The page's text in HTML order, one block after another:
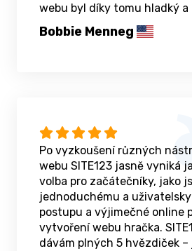
webu byl díky tomu hladký a
Bobbie Menneg
Po vyzkoušení různých
webu SITE123 jasně vyniká
volba pro začátečníky, jako
jednoduchému a
postupu a výjimečné online
vytvoření webu hračka.
dávám plných 5 hvězdiček